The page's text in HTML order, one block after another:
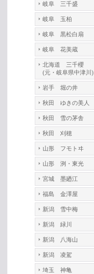
岐阜 三千盛
岐阜 玉柏
岐阜 黒松白扇
岐阜 花美蔵
北海道 三千櫻
(元・岐阜県中津川)
岩手 堀の井
秋田 ゆきの美人
秋田 雪の茅舎
秋田 刈穂
山形 フモトヰ
山形 洌・東光
宮城 墨廼江
福島 金澤屋
新潟 雪中梅
新潟 緑川
新潟 八海山
新潟 凌駕
埼玉 神亀